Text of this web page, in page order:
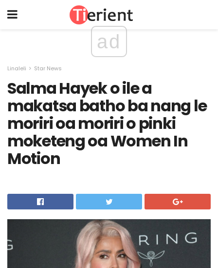
ad
Linaleli Star News
Salma Hayek o ile a
makatsa batho ba nang le
moriri oa moriri o pinki
moketeng oa Women In
Motion